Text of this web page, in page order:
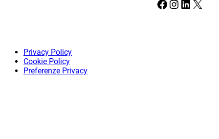
Facebook Instagram LinkedIn X
Privacy Policy
Cookie Policy
Preferenze Privacy